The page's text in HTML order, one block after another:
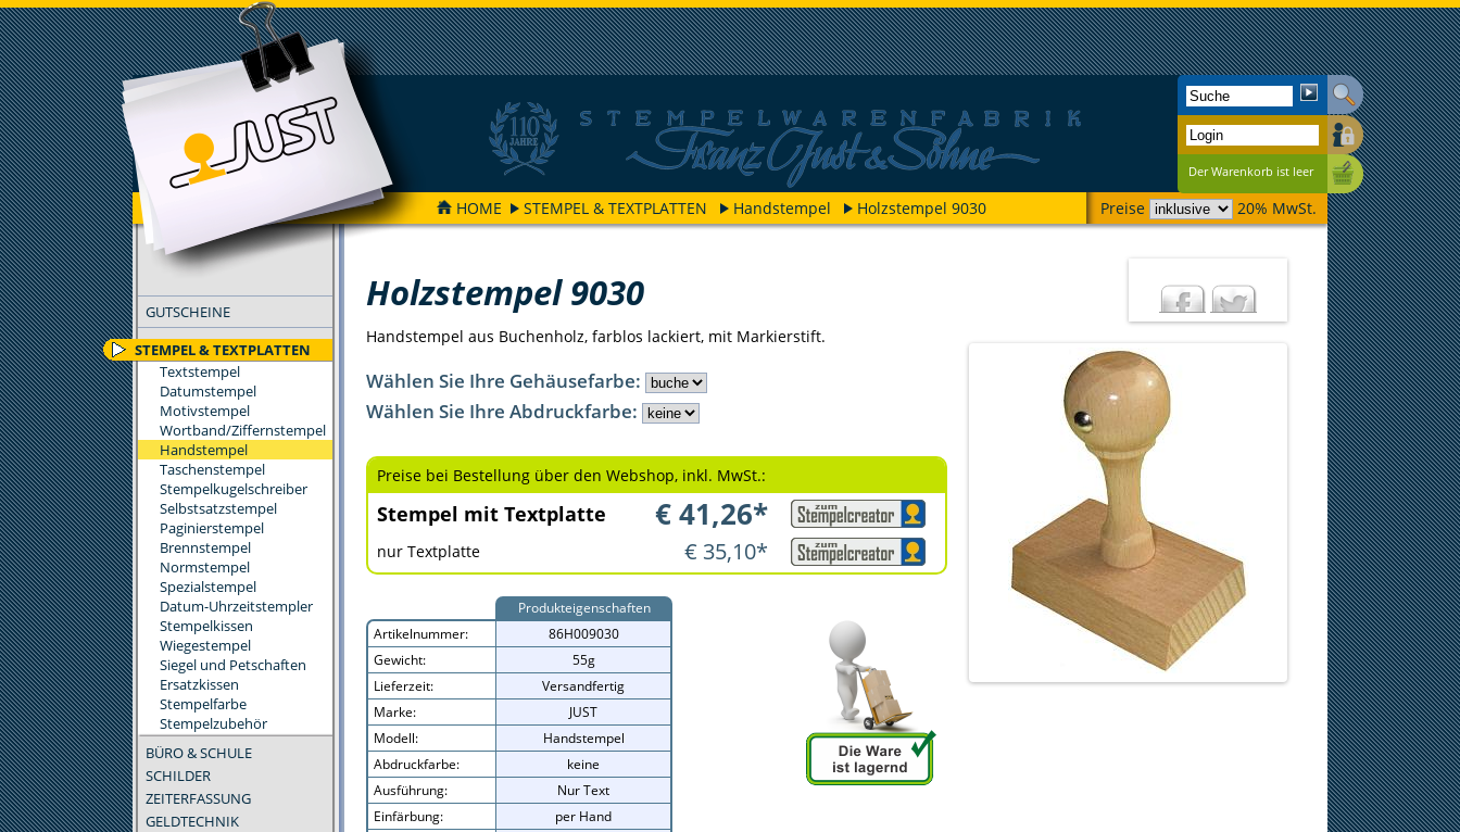
Der Warenkorb ist leer
Preise 20% MwSt.
HOME STEMPEL & TEXTPLATTEN Handstempel Holzstempel 9030
GUTSCHEINE
STEMPEL & TEXTPLATTEN
Textstempel
Datumstempel
Motivstempel
Wortband/Ziffernstempel
Handstempel
Taschenstempel
Stempelkugelschreiber
Selbstsatzstempel
Paginierstempel
Brennstempel
Normstempel
Spezialstempel
Datum-Uhrzeitstempler
Stempelkissen
Wiegestempel
Siegel und Petschaften
Ersatzkissen
Stempelfarbe
Stempelzubehör
BÜRO & SCHULE
SCHILDER
ZEITERFASSUNG
GELDTECHNIK
FILTER
Holzstempel 9030
Handstempel aus Buchenholz, farblos lackiert, mit Markierstift.
Wählen Sie Ihre Gehäusefarbe:
Wählen Sie Ihre Abdruckfarbe:
Preise bei Bestellung über den Webshop, inkl. MwSt.:
Stempel mit Textplatte €41,26*
nur Textplatte € 35,10*
Produkteigenschaften
Artikelnummer:
86H009030
Gewicht:
55g
Lieferzeit:
Versandfertig
Marke:
JUST
Modell:
Handstempel
Abdruckfarbe:
keine
Ausführung:
Nur Text
Einfärbung:
per Hand